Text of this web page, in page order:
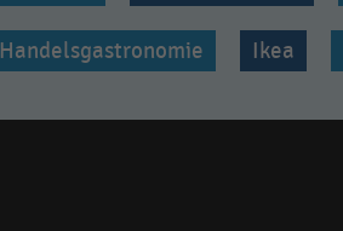
Handelsgastronomie Ikea